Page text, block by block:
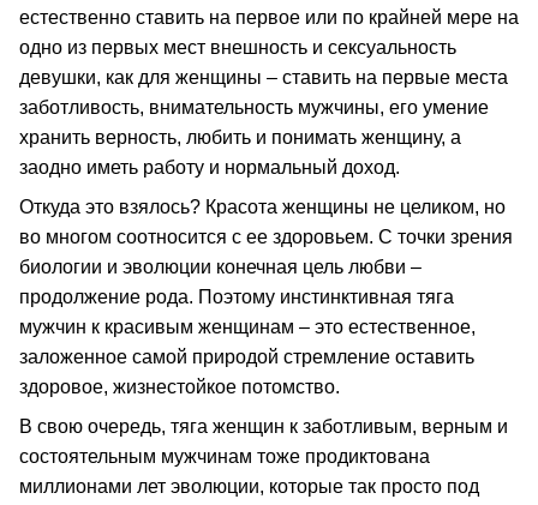
естественно ставить на первое или по крайней мере на
одно из первых мест внешность и сексуальность
девушки, как для женщины – ставить на первые места
заботливость, внимательность мужчины, его умение
хранить верность, любить и понимать женщину, а
заодно иметь работу и нормальный доход.
Откуда это взялось? Красота женщины не целиком, но
во многом соотносится с ее здоровьем. С точки зрения
биологии и эволюции конечная цель любви –
продолжение рода. Поэтому инстинктивная тяга
мужчин к красивым женщинам – это естественное,
заложенное самой природой стремление оставить
здоровое, жизнестойкое потомство.
В свою очередь, тяга женщин к заботливым, верным и
состоятельным мужчинам тоже продиктована
миллионами лет эволюции, которые так просто под